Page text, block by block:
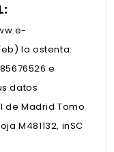
la ostenta:
e
datos
de Madrid Tomo
M481132, inSC